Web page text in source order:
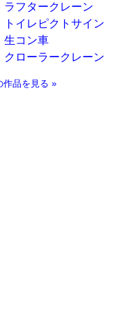
ラフタークレーン
トイレピクトサイン
生コン車
クローラークレーン
作品を見る »